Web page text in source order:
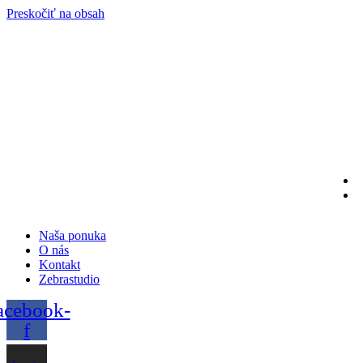
Preskočiť na obsah
Naša ponuka
O nás
Kontakt
Zebrastudio
f